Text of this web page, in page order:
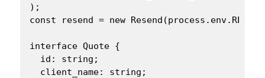
);
const resend = new
interface Quote {
  id: string;
  client_name: string;